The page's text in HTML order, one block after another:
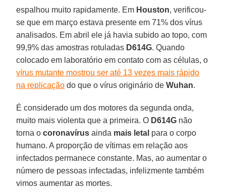
espalhou muito rapidamente. Em Houston, verificou-
se que em março estava presente em 71% dos vírus
analisados. Em abril ele já havia subido ao topo, com
99,9% das amostras rotuladas D614G. Quando
colocado em laboratório em contato com as células, o
vírus mutante mostrou ser até 13 vezes mais rápido
na replicação do que o vírus originário deWuhan.
É considerado um dos motores da segunda onda,
muito mais violenta que a primeira. O D614G não
torna ocoronavírus ainda mais letal para o corpo
humano. A proporção de vítimas em relação aos
infectados permanece constante. Mas, ao aumentar o
número de pessoas infectadas, infelizmente também
vimos aumentar as mortes.